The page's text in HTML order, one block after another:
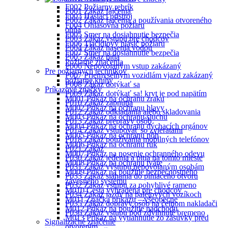
F002 Požiarny rebrík
F003 Hasiaci prístroj
F004 Ohlasovňa požiaru
F005 Smer na dosiahnutie bezpečia
F006 Tlačidlový hlásič požiaru
F007 Smer na dosiahnutie bezpečia
Požiarne značenia
Pre požiarnych technikov
požiarne knihy
Príkazové značky
M001 Príkaz na ochranu zraku
M002 Príkaz na ochranu hlavy
M003 Príkaz na ochranu sluchu
M004 Príkaz na ochranu dýchacích orgánov
M005 Príkaz na ochranu nôh
M006 Príkaz na ochranu rúk
M007 Príkaz na nosenie ochranného odevu
M008 Príkaz na ochranu tváre
M009 Príkaz na použitie bezpečnostného
závesného systému
M010 Cesta vyhradená pre chodcov
M011 Značka príkazu – všeobecne
M012 Príkaz na použitie nadchodu
M013 Príkaz na vytiahnutie zo zásuvky pred
P001 Zákaz fajčenia
P002 Zákaz fajčenia a používania otvoreného
ohňa
P003 Zákaz vstupu pre chodcov
P004 Zákaz hasenia vodou
P005 Zákaz pitia
P006 Nepovolaným vstup zakázaný
P007 Priemyselným vozidlám vjazd zakázaný
P008 Zákaz dotýkať sa
P009 Zákaz dotýkať sa! kryt je pod napätím
P010 Zákaz zapnutia
P012 Zákaz odkladania alebo skladovania
P013 Zákaz prepravy osôb
P014 Zákaz vstupovať so zvieratami
P018 Zákaz používania mobilných telefónov
P021 Zákaz
P030 Zákaz jedenia a pitia na tomto mieste
P031 Zákaz výstupu nepovolaným osobám
P033 Zákaz siahania do plniaceho otvoru
P032 Zákaz vstupu za pohyblivé rameno
P034 Zákaz jazdy na paletových vozíkoch
P035 Zákaz dopravy osôb na čelnom nakladači
P036 Zákaz vstupu pod zdvihnuté bremeno
Signalizačné značenie